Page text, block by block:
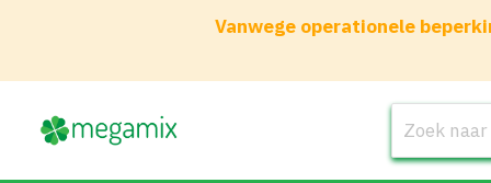
Vanwege operationele